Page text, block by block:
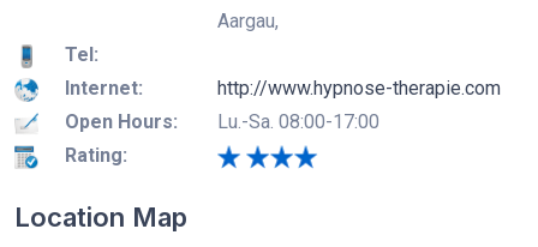
Aargau,
Tel:
Internet:
http://www.hypnose-therapie.com
Open Hours:
Lu.-Sa. 08:00-17:00
Rating:
Location Map